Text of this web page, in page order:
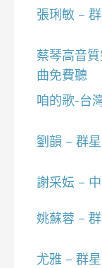
張琍敏 –
蔡琴高音
曲免費聽
咱的歌-台
劉韻 – 群
謝采妘 –
姚蘇蓉 –
尤雅 – 群